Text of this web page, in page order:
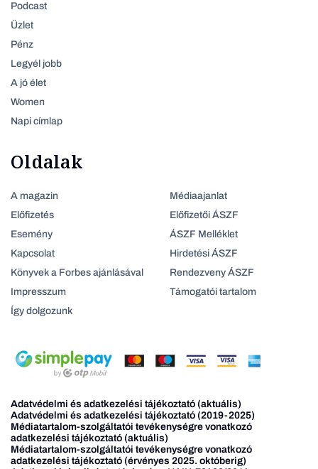
Podcast
Üzlet
Pénz
Legyél jobb
A jó élet
Women
Napi címlap
Oldalak
A magazin
Előfizetés
Esemény
Kapcsolat
Könyvek a Forbes ajánlásával
Impresszum
Így dolgozunk
Médiaajanlat
Előfizetői ÁSZF
ÁSZF Melléklet
Hirdetési ÁSZF
Rendezveny ÁSZF
Támogatói tartalom
Adatvédelmi és adatkezelési tájékoztató (aktuális)
Adatvédelmi és adatkezelési tájékoztató (2019-2025)
Médiatartalom-szolgáltatói tevékenységre vonatkozó
adatkezelési tájékoztató (aktuális)
Médiatartalom-szolgáltatói tevékenységre vonatkozó
adatkezelési tájékoztató (érvényes 2025. októberig)